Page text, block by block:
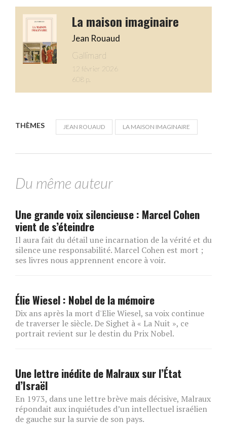
La maison imaginaire
Jean Rouaud
Gallimard
12 février 2026
608 p.
THÈMES JEAN ROUAUD LA MAISON IMAGINAIRE
Du même auteur
Une grande voix silencieuse : Marcel Cohen
vient de s’éteindre
Il aura fait du détail une incarnation de la vérité et du
silence une responsabilité. Marcel Cohen est mort ;
ses livres nous apprennent encore à voir.
Élie Wiesel : Nobel de la mémoire
Dix ans après la mort d'Elie Wiesel, sa voix continue
de traverser le siècle. De Sighet à « La Nuit », ce
portrait revient sur le destin du Prix Nobel.
Une lettre inédite de Malraux sur l’État
d’Israël
En 1973, dans une lettre brève mais décisive, Malraux
répondait aux inquiétudes d’un intellectuel israélien
de gauche sur la survie de son pays.